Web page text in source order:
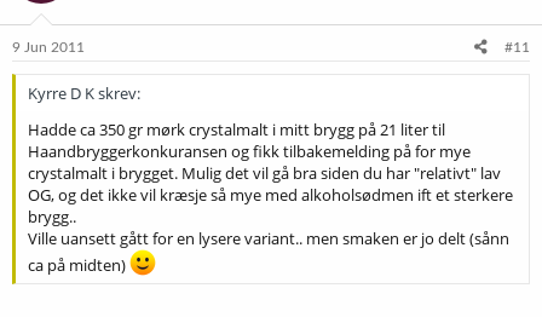
9 Jun 2011 #11
Kyrre D K skrev:
Hadde ca 350 gr mørk crystalmalt i mitt brygg på 21 liter til
Haandbryggerkonkuransen og fikk tilbakemelding på for mye
crystalmalt i brygget. Mulig det vil gå bra siden du har "relativt" lav
OG, og det ikke vil kræsje så mye med alkoholsødmen ift et sterkere
brygg..
Ville uansett gått for en lysere variant.. men smaken er jo delt (sånn
ca på midten)